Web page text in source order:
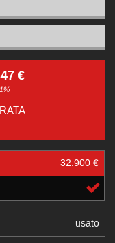
€
32.900 €
usato